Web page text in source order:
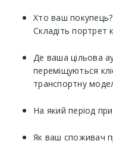
Хто ваш покупець?
Складіть портрет
Де ваша цільова
переміщуються
транспортну
На який період
Як ваш споживач